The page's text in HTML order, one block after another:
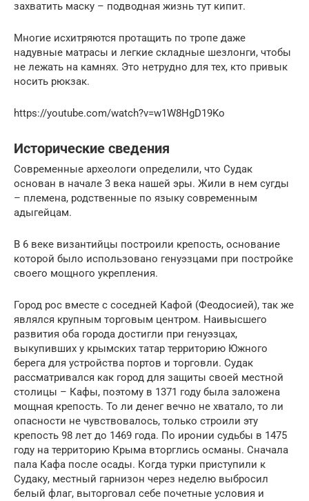
захватить маску – подводная жизнь тут кипит.
Многие исхитряются протащить по тропе даже
надувные матрасы и легкие складные шезлонги, чтобы
не лежать на камнях. Это нетрудно для тех, кто привык
носить рюкзак.
https://youtube.com/watch?v=w1W8HgD19Ko
Исторические сведения
Современные археологи определили, что Судак
основан в начале 3 века нашей эры. Жили в нем сугды
– племена, родственные по языку современным
адыгейцам.
В 6 веке византийцы построили крепость, основание
которой было использовано генуэзцами при постройке
своего мощного укрепления.
Город рос вместе с соседней Кафой (Феодосией), так же
являлся крупным торговым центром. Наивысшего
развития оба города достигли при генуэзцах,
выкупивших у крымских татар территорию Южного
берега для устройства портов и торговли. Судак
рассматривался как город для защиты своей местной
столицы – Кафы, поэтому в 1371 году была заложена
мощная крепость. То ли денег вечно не хватало, то ли
опасности не чувствовалось, только строили эту
крепость 98 лет до 1469 года. По иронии судьбы в 1475
году на территорию Крыма вторглись османы. Сначала
пала Кафа после осады. Когда турки приступили к
Судаку, местный гарнизон через неделю выбросил
белый флаг, выторговал себе почетные условия и